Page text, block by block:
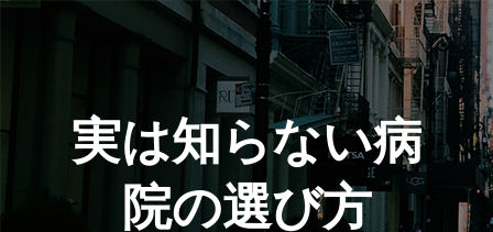
実は知らない病
院の選び方